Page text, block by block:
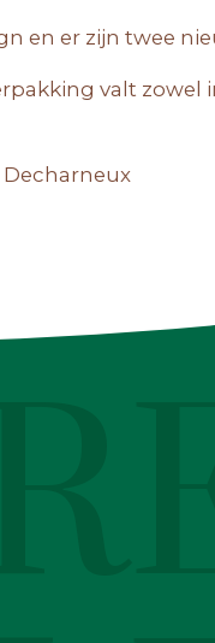
en er zijn twee
valt zowel